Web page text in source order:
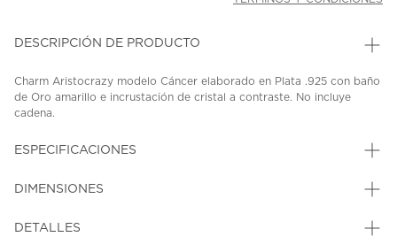
DESCRIPCIÓN DE PRODUCTO
Charm Aristocrazy modelo Cáncer elaborado en Plata .925 con baño
de Oro amarillo e incrustación de cristal a contraste. No incluye
cadena.
ESPECIFICACIONES
DIMENSIONES
DETALLES